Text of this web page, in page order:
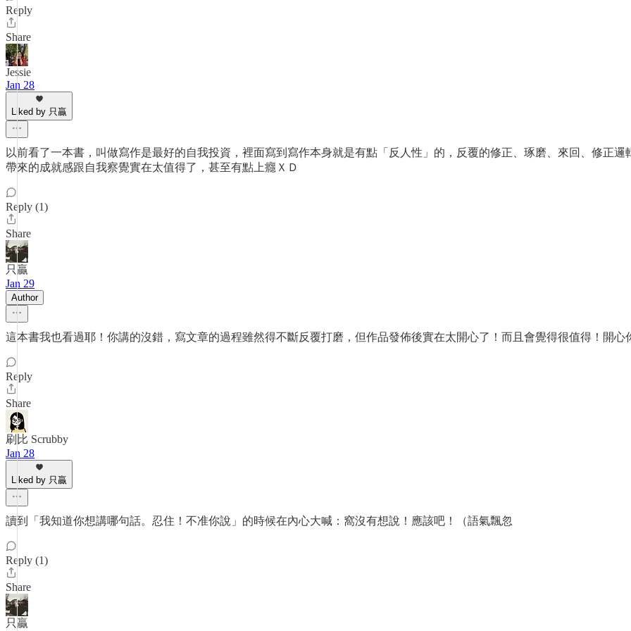
Reply
Share
Jessie
Jan 28
Liked by 只贏
以前看了一本書，叫做寫作是最好的自我投資，裡面寫到寫作本身就是有點「反人性」的，反覆的修正、琢磨、來回、修正
帶來的成就感跟自我察覺實在太值得了，甚至有點上癮ＸＤ
Reply (1)
Share
只贏
Jan 29
Author
這本書我也看過耶！你講的沒錯，寫文章的過程雖然得不斷反覆打磨，但作品發佈後實在太開心了！而且會覺得很值得！開心
Reply
Share
刷比 Scrubby
Jan 28
Liked by 只贏
讀到「我知道你想講哪句話。忍住！不准你說」的時候在內心大喊：窩沒有想說！應該吧！（語氣飄忽
Reply (1)
Share
只贏